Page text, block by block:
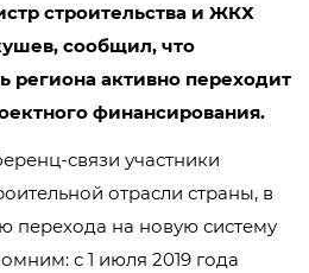
строительства и ЖКХ
сообщил, что
региона активно переходит
финансирования.
связи участники
отрасли страны, в
перехода на новую систему
с 1 июля 2019 года